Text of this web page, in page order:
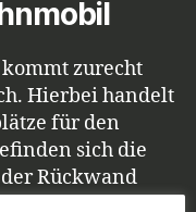
zurecht
Hierbei handelt
für den
sich die
Rückwand